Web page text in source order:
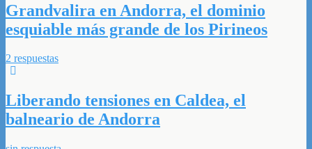
Grandvalira en Andorra, el dominio
esquiable más grande de los Pirineos
2 respuestas
Liberando tensiones en Caldea, el
balneario de Andorra